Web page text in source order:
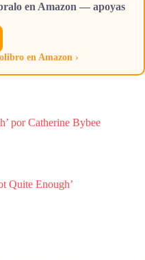
en Amazon — apoyas
en Amazon ›
por Catherine Bybee
Quite Enough’